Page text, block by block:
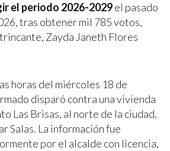
el periodo 2026-2029el pasado
tras obtener mil 785 votos,
Zayda Janeth Flores
horas del miércoles 18 de
disparó contra una vivienda
Las Brisas, al norte de la ciudad,
Salas. La información fue
por el alcalde con licencia,